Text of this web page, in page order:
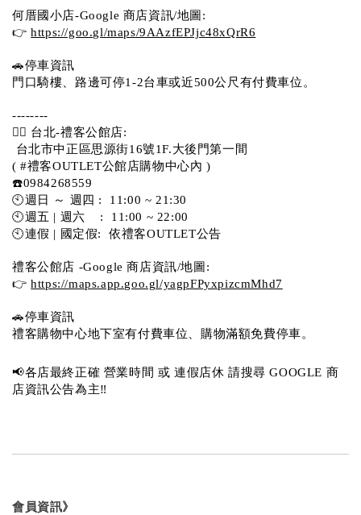
何厝國小店-Google 商店資訊/地圖:
👉 https://goo.gl/maps/9AAzfEPJjc48xQrR6
🚗停車資訊
門口騎樓、路邊可停1-2台車或近500公尺有付費車位。
--------
💁‍♀️ 台北-禮客公館店:
台北市中正區思源街16號1F.大後門第一間
( #禮客OUTLET公館店購物中心內 )
☎️0984268559
🕙週日 ～ 週四 :  11:00 ~ 21:30
🕙週五 | 週六    :  11:00 ~ 22:00
🕙連假 | 國定假:  依禮客OUTLET公告
禮客公館店 -Google 商店資訊/地圖:
👉 https://maps.app.goo.gl/yagpFPyxpizcmMhd7
🚗停車資訊
禮客購物中心地下室有付費車位、購物滿額免費停車。
📢各店最終正確 營業時間 或 連假店休 請搜尋 GOOGLE 商
店資訊公告為主‼️
會員資訊》